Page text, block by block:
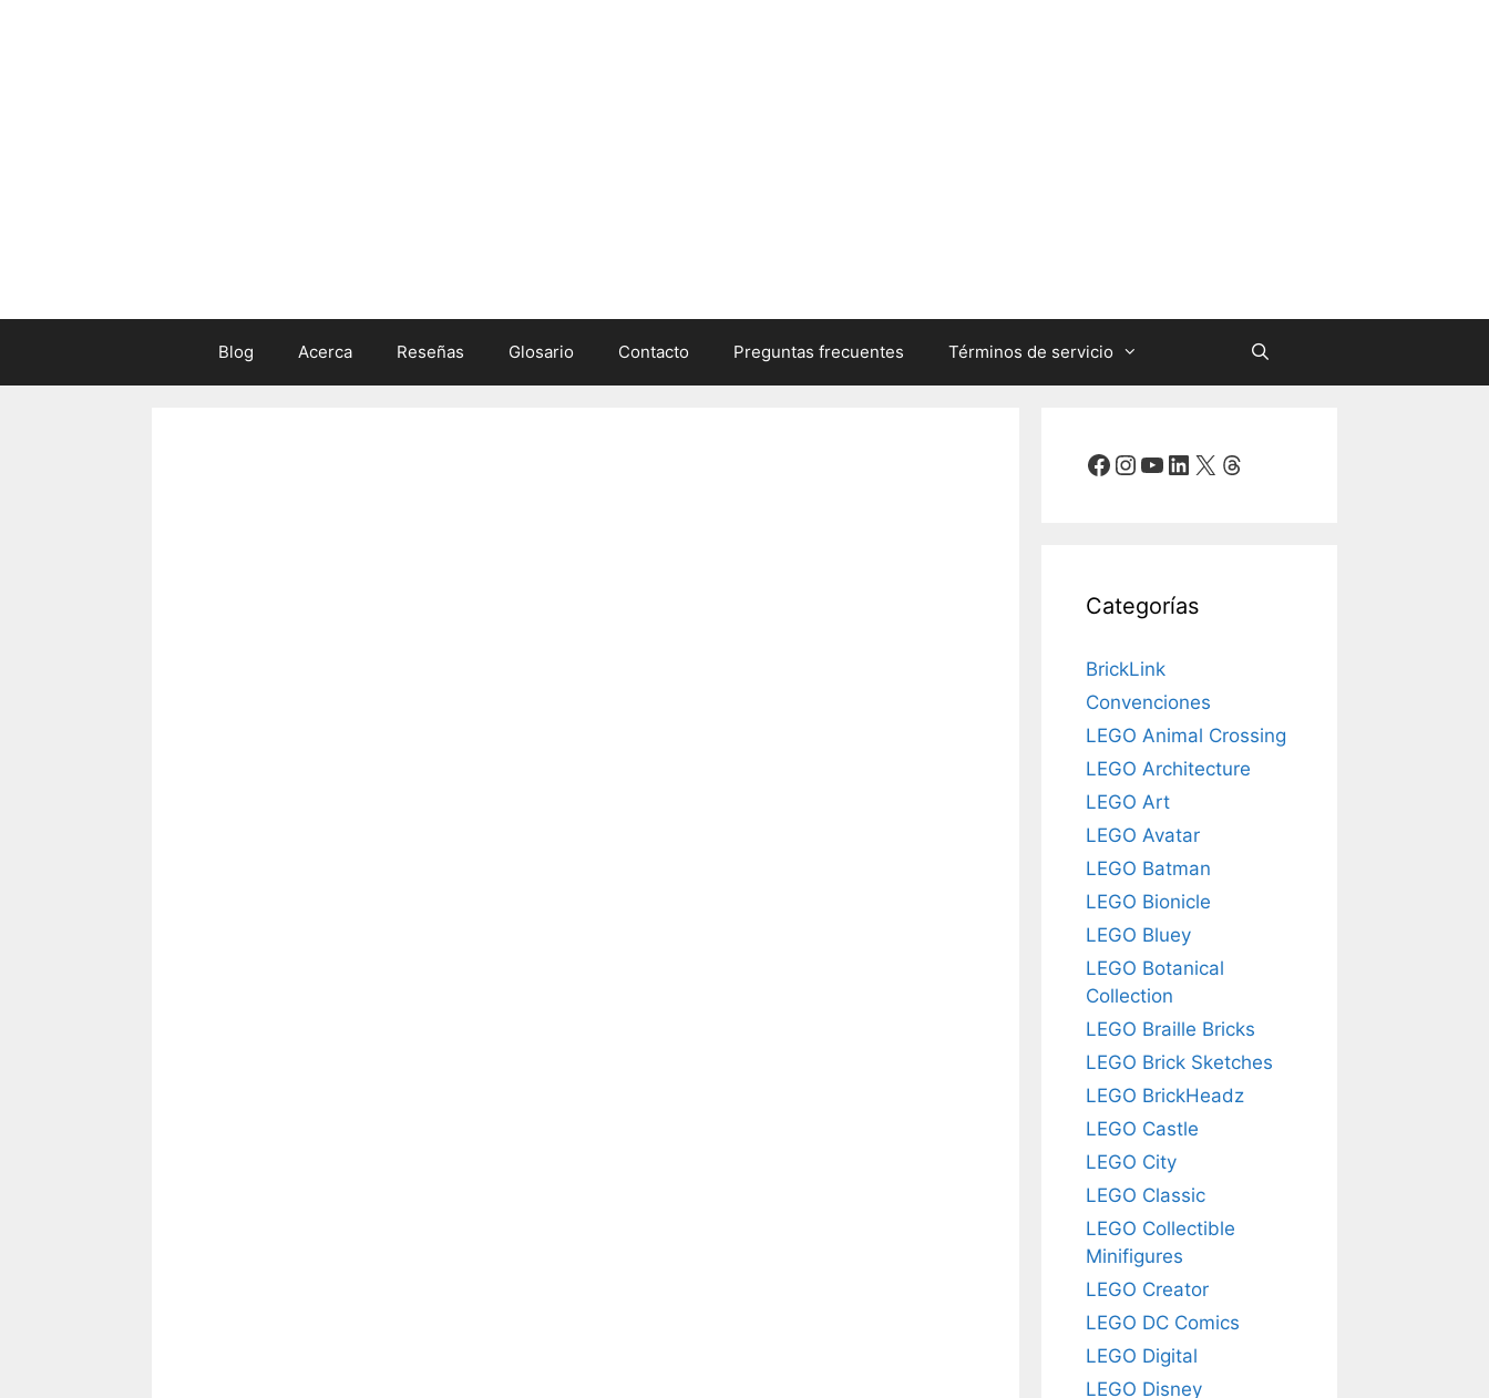
Blog Acerca Reseñas Glosario Contacto Preguntas frecuentes Términos de servicio
Facebook
Instagram
YouTube
LinkedIn
X Threads
Categorías
BrickLink
Convenciones
LEGO Animal Crossing
LEGO Architecture
LEGO Art
LEGO Avatar
LEGO Batman
LEGO Bionicle
LEGO Bluey
LEGO Botanical
Collection
LEGO Braille Bricks
LEGO Brick Sketches
LEGO BrickHeadz
LEGO Castle
LEGO City
LEGO Classic
LEGO Collectible
Minifigures
LEGO Creator
LEGO DC Comics
LEGO Digital
LEGO Disney